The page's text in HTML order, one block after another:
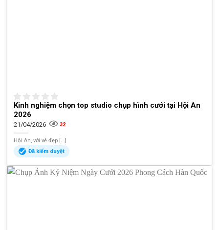
Kinh nghiệm chọn top studio chụp hình cưới tại Hội An
2026
21/04/2026 32
Hội An, với vẻ đẹp [...]
Đã kiểm duyệt